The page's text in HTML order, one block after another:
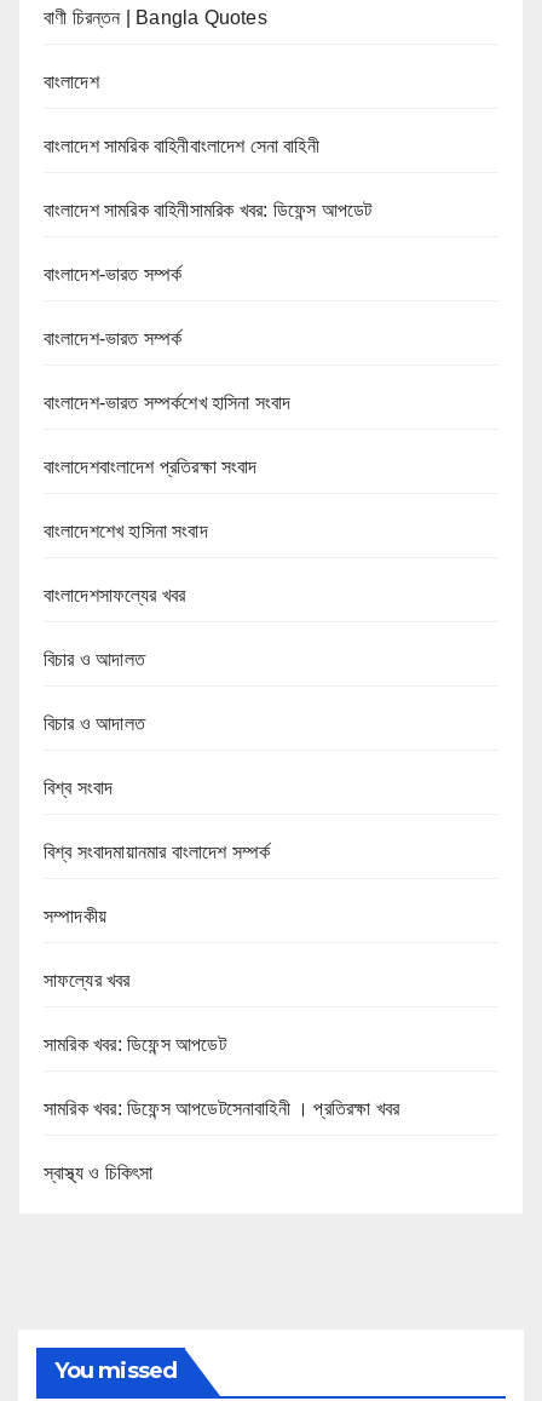
বাণী চিরন্তন | Bangla Quotes
বাংলাদেশ
বাংলাদেশ সামরিক বাহিনীবাংলাদেশ সেনা বাহিনী
বাংলাদেশ সামরিক বাহিনীসামরিক খবর: ডিফেন্স আপডেট
বাংলাদেশ-ভারত সম্পর্ক
বাংলাদেশ-ভারত সম্পর্ক
বাংলাদেশ-ভারত সম্পর্কশেখ হাসিনা সংবাদ
বাংলাদেশবাংলাদেশ প্রতিরক্ষা সংবাদ
বাংলাদেশশেখ হাসিনা সংবাদ
বাংলাদেশসাফল্যের খবর
বিচার ও আদালত
বিচার ও আদালত
বিশ্ব সংবাদ
বিশ্ব সংবাদমায়ানমার বাংলাদেশ সম্পর্ক
সম্পাদকীয়
সাফল্যের খবর
সামরিক খবর: ডিফেন্স আপডেট
সামরিক খবর: ডিফেন্স আপডেটসেনাবাহিনী । প্রতিরক্ষা খবর
স্বাস্থ্য ও চিকিৎসা
You missed